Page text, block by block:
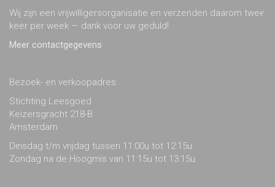
Wij zijn een vrijwilligersorganisatie en verzenden daarom twee
keer per week — dank voor uw geduld!
Meer contactgegevens
Bezoek- en verkoopadres
Stichting Leesgoed
Keizersgracht 218-B
Amsterdam
Dinsdag t/m vrijdag tussen 11:00u tot 12:15u.
Zondag na de Hoogmis van 11:15u tot 13:15u.